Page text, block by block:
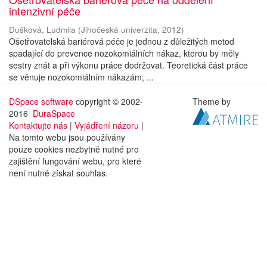
intenzivní péče
Dušková, Ludmila (Jihočeská univerzita, 2012)
Ošetřovatelská bariérová péče je jednou z důležitých metod
spadající do prevence nozokomiálních nákaz, kterou by měly
sestry znát a při výkonu práce dodržovat. Teoretická část práce
se věnuje nozokomiálním nákazám, ...
DSpace software copyright © 2002-
2016 DuraSpace
Kontaktujte nás | Vyjádření názoru |
Na tomto webu jsou používány
pouze cookies nezbytně nutné pro
zajištění fungování webu, pro které
není nutné získat souhlas.
Theme by